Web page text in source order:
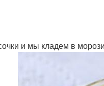
и мы кладем в